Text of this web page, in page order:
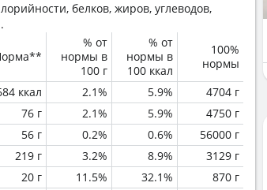
белков, жиров, углеводов,
% от
нормы в
100 г
% от
нормы в
100 ккал
100%
нормы
ккал 2.1% 5.9%
4704 г
76 г 2.1% 5.9%
4750 г
56 г 0.2% 0.6%
56000 г
219 г 3.2% 8.9%
3129 г
20 г 11.5% 32.1%
870 г